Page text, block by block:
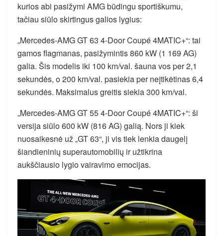
kurios abi pasižymi AMG būdingu sportiškumu,
tačiau siūlo skirtingus galios lygius:
„Mercedes-AMG GT 63 4-Door Coupé 4MATIC+“: tai
gamos flagmanas, pasižymintis 860 kW (1 169 AG)
galia. Šis modelis iki 100 km/val. šauna vos per 2,1
sekundės, o 200 km/val. pasiekia per neįtikėtinas 6,4
sekundės. Maksimalus greitis siekia 300 km/val.
„Mercedes-AMG GT 55 4-Door Coupé 4MATIC+“: ši
versija siūlo 600 kW (816 AG) galią. Nors ji kiek
nuosaikesnė už „GT 63“, ji vis tiek lenkia daugelį
šiandieninių superautomobilių ir užtikrina
aukščiausio lygio vairavimo emocijas.